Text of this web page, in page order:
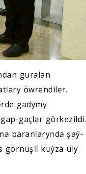
guralan
öwrendiler.
gadymy
gaçlar görkezildi.
baranlarynda şaý-
görnüşli küýzä uly